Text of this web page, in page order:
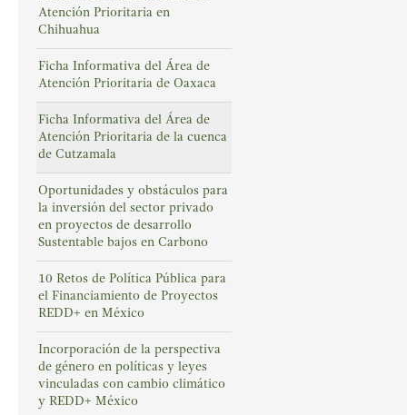
Atención Prioritaria en
Chihuahua
Ficha Informativa del Área de
Atención Prioritaria de Oaxaca
Ficha Informativa del Área de
Atención Prioritaria de la cuenca
de Cutzamala
Oportunidades y obstáculos para
la inversión del sector privado
en proyectos de desarrollo
Sustentable bajos en Carbono
10 Retos de Política Pública para
el Financiamiento de Proyectos
REDD+ en México
Incorporación de la perspectiva
de género en políticas y leyes
vinculadas con cambio climático
y REDD+ México